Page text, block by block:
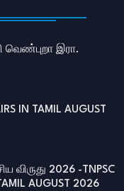
வெண்புறா இரா.
IN TAMIL AUGUST
விருது 2026 -TNPSC
CURRENT AFFAIRS IN TAMIL AUGUST 2026